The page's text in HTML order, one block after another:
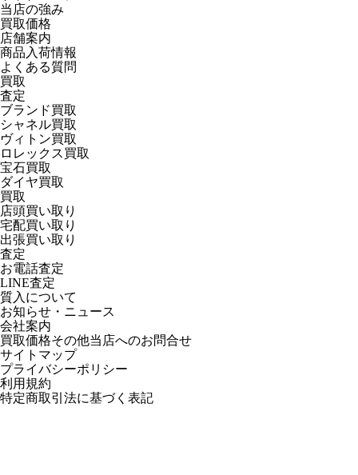
当店の強み
買取価格
店舗案内
商品入荷情報
よくある質問
買取
査定
ブランド買取
シャネル買取
ヴィトン買取
ロレックス買取
宝石買取
ダイヤ買取
買取
店頭買い取り
宅配買い取り
出張買い取り
査定
お電話査定
LINE査定
質入について
お知らせ・ニュース
会社案内
買取価格その他当店へのお問合せ
サイトマップ
プライバシーポリシー
利用規約
特定商取引法に基づく表記